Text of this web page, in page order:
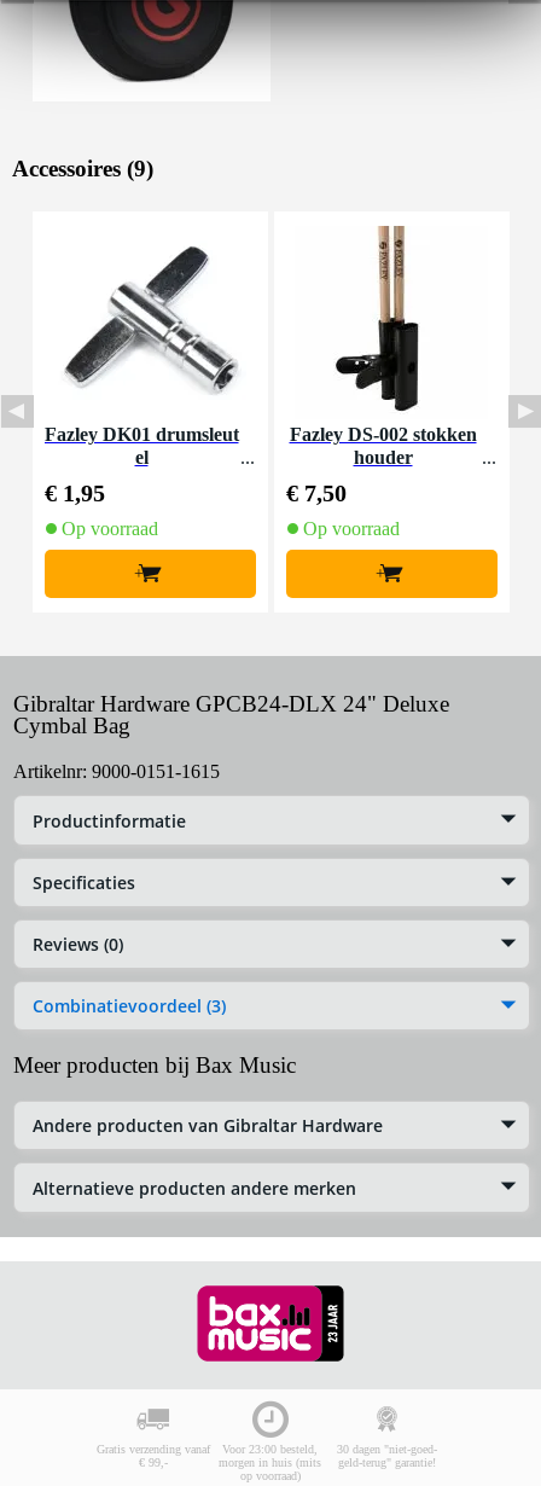
Accessoires (9)
Fazley DK01 drumsleut
el
€ 1,95
Op voorraad
+
Fazley DS-002 stokken
houder
€ 7,50
Op voorraad
+
Gibraltar Hardware GPCB24-DLX 24" Deluxe
Cymbal Bag
Artikelnr: 9000-0151-1615
Productinformatie
Specificaties
Reviews (0)
Combinatievoordeel (3)
Meer producten bij Bax Music
Andere producten van Gibraltar Hardware
Alternatieve producten andere merken
Gratis verzending vanaf
€ 99,-
Voor 23:00 besteld,
morgen in huis (mits
op voorraad)
30 dagen "niet-goed-
geld-terug" garantie!